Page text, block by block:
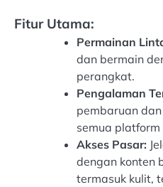
Fitur Utama:
Permainan
dan bermain
perangkat.
Pengalaman
pembaruan
semua
Akses Pasar:
dengan konten
termasuk kulit,